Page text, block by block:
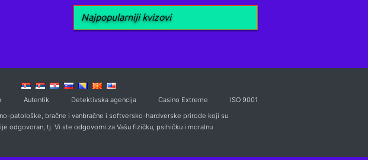
Najpopularniji kvizovi
Autentik Detektivska agencija Casino Extreme
ISO 9001
patološke, bračne i vanbračne i softversko-hardverske prirode koji su
odgovoran, tj. Vi ste odgovorni za Vašu fizičku, psihičku i moralnu